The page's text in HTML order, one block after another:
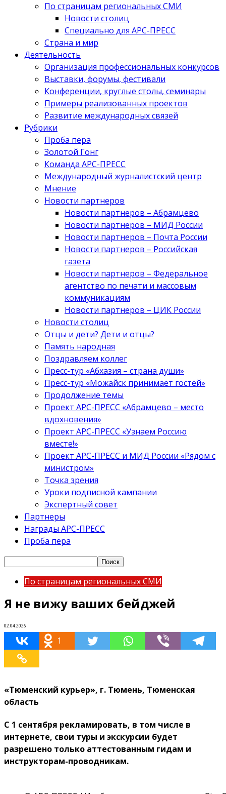
По страницам региональных СМИ
Новости столиц
Специально для АРС-ПРЕСС
Страна и мир
Деятельность
Организация профессиональных конкурсов
Выставки, форумы, фестивали
Конференции, круглые столы, семинары
Примеры реализованных проектов
Развитие международных связей
Рубрики
Проба пера
Золотой Гонг
Команда АРС-ПРЕСС
Международный журналистский центр
Мнение
Новости партнеров
Новости партнеров – Абрамцево
Новости партнеров – МИД России
Новости партнеров – Почта России
Новости партнеров – Российская
газета
Новости партнеров – Федеральное
агентство по печати и массовым
коммуникациям
Новости партнеров – ЦИК России
Новости столиц
Отцы и дети? Дети и отцы?
Память народная
Поздравляем коллег
Пресс-тур «Абхазия – страна души»
Пресс-тур «Можайск принимает гостей»
Продолжение темы
Проект АРС-ПРЕСС «Абрамцево – место
вдохновения»
Проект АРС-ПРЕСС «Узнаем Россию
вместе!»
Проект АРС-ПРЕСС и МИД России «Рядом с
министром»
Точка зрения
Уроки подписной кампании
Экспертный совет
Партнеры
Награды АРС-ПРЕСС
Проба пера
По страницам региональных СМИ
Я не вижу ваших бейджей
02.04.2026
1
«Тюменский курьер», г. Тюмень, Тюменская
область
С 1 сентября рекламировать, в том числе в
интернете, свои туры и экскурсии будет
разрешено только аттестованным гидам и
инструкторам-проводникам.